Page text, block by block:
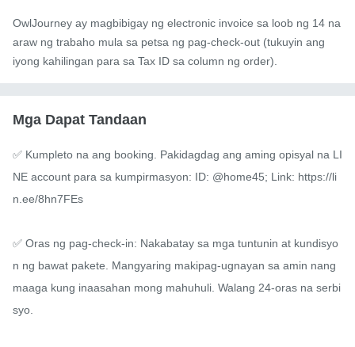
OwlJourney ay magbibigay ng electronic invoice sa loob ng 14 na
araw ng trabaho mula sa petsa ng pag-check-out (tukuyin ang
iyong kahilingan para sa Tax ID sa column ng order).
Mga Dapat Tandaan
✅ Kumpleto na ang booking. Pakidagdag ang aming opisyal na LI
NE account para sa kumpirmasyon: ID: @home45; Link: https://li
n.ee/8hn7FEs
✅ Oras ng pag-check-in: Nakabatay sa mga tuntunin at kundisyo
n ng bawat pakete. Mangyaring makipag-ugnayan sa amin nang
maaga kung inaasahan mong mahuhuli. Walang 24-oras na serbi
syo.